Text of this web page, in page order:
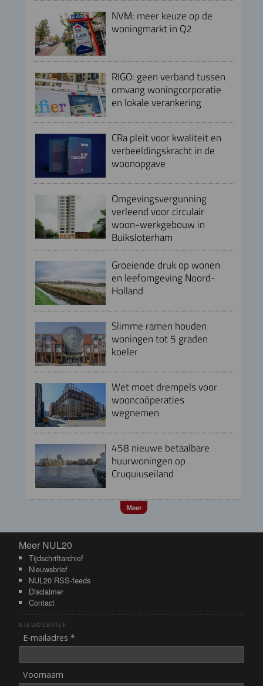
NVM: meer keuze op de
woningmarkt in Q2
RIGO: geen verband tussen
omvang woningcorporatie
en lokale verankering
CRa pleit voor kwaliteit en
verbeeldingskracht in de
woonopgave
Omgevingsvergunning
verleend voor circulair
woon-werkgebouw in
Buiksloterham
Groeiende druk op wonen
en leefomgeving Noord-
Holland
Slimme ramen houden
woningen tot 5 graden
koeler
Wet moet drempels voor
wooncoöperaties
wegnemen
458 nieuwe betaalbare
huurwoningen op
Cruquiuseiland
Meer
Meer NUL20
Meer NUL20
Tijdschriftarchief
Nieuwsbrief
NUL20 RSS-feeds
Disclaimer
Contact
NIEUWSBRIEF
E-mailadres *
Voornaam